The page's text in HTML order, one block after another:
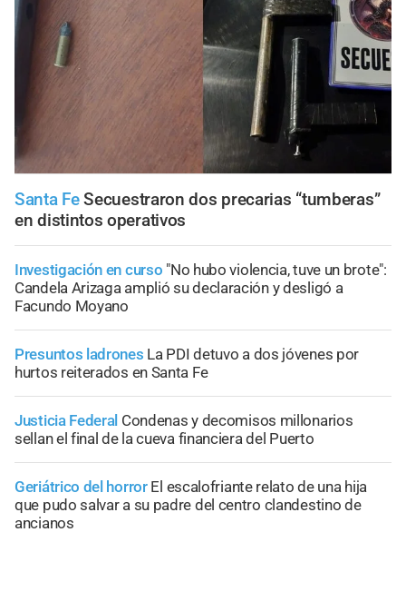
Santa Fe Secuestraron dos precarias “tumberas”
en distintos operativos
Investigación en curso "No hubo violencia, tuve un brote":
Candela Arizaga amplió su declaración y desligó a
Facundo Moyano
Presuntos ladrones La PDI detuvo a dos jóvenes por
hurtos reiterados en Santa Fe
Justicia Federal Condenas y decomisos millonarios
sellan el final de la cueva financiera del Puerto
Geriátrico del horror El escalofriante relato de una hija
que pudo salvar a su padre del centro clandestino de
ancianos